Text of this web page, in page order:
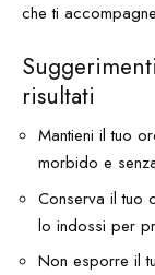
che ti
risultati
Mantieni il tuo
morbido e
Conserva il tuo
lo indossi per
Non esporre il